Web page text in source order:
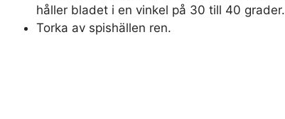
håller bladet i en vinkel på 30 till 40 grader.
Torka av spishällen ren.